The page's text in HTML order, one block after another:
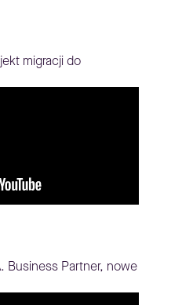
migracji do
Business Partner, nowe